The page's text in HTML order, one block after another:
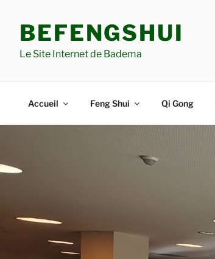
contenu
principal
BEFENGSHUI
Le Site Internet de Badema
Accueil Feng Shui Qi Gong